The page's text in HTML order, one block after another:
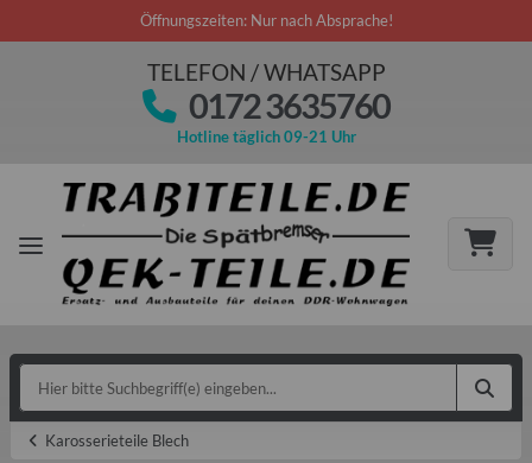
Öffnungszeiten: Nur nach Absprache!
TELEFON / WHATSAPP
0172 3635760
Hotline täglich 09-21 Uhr
Karosserieteile Blech